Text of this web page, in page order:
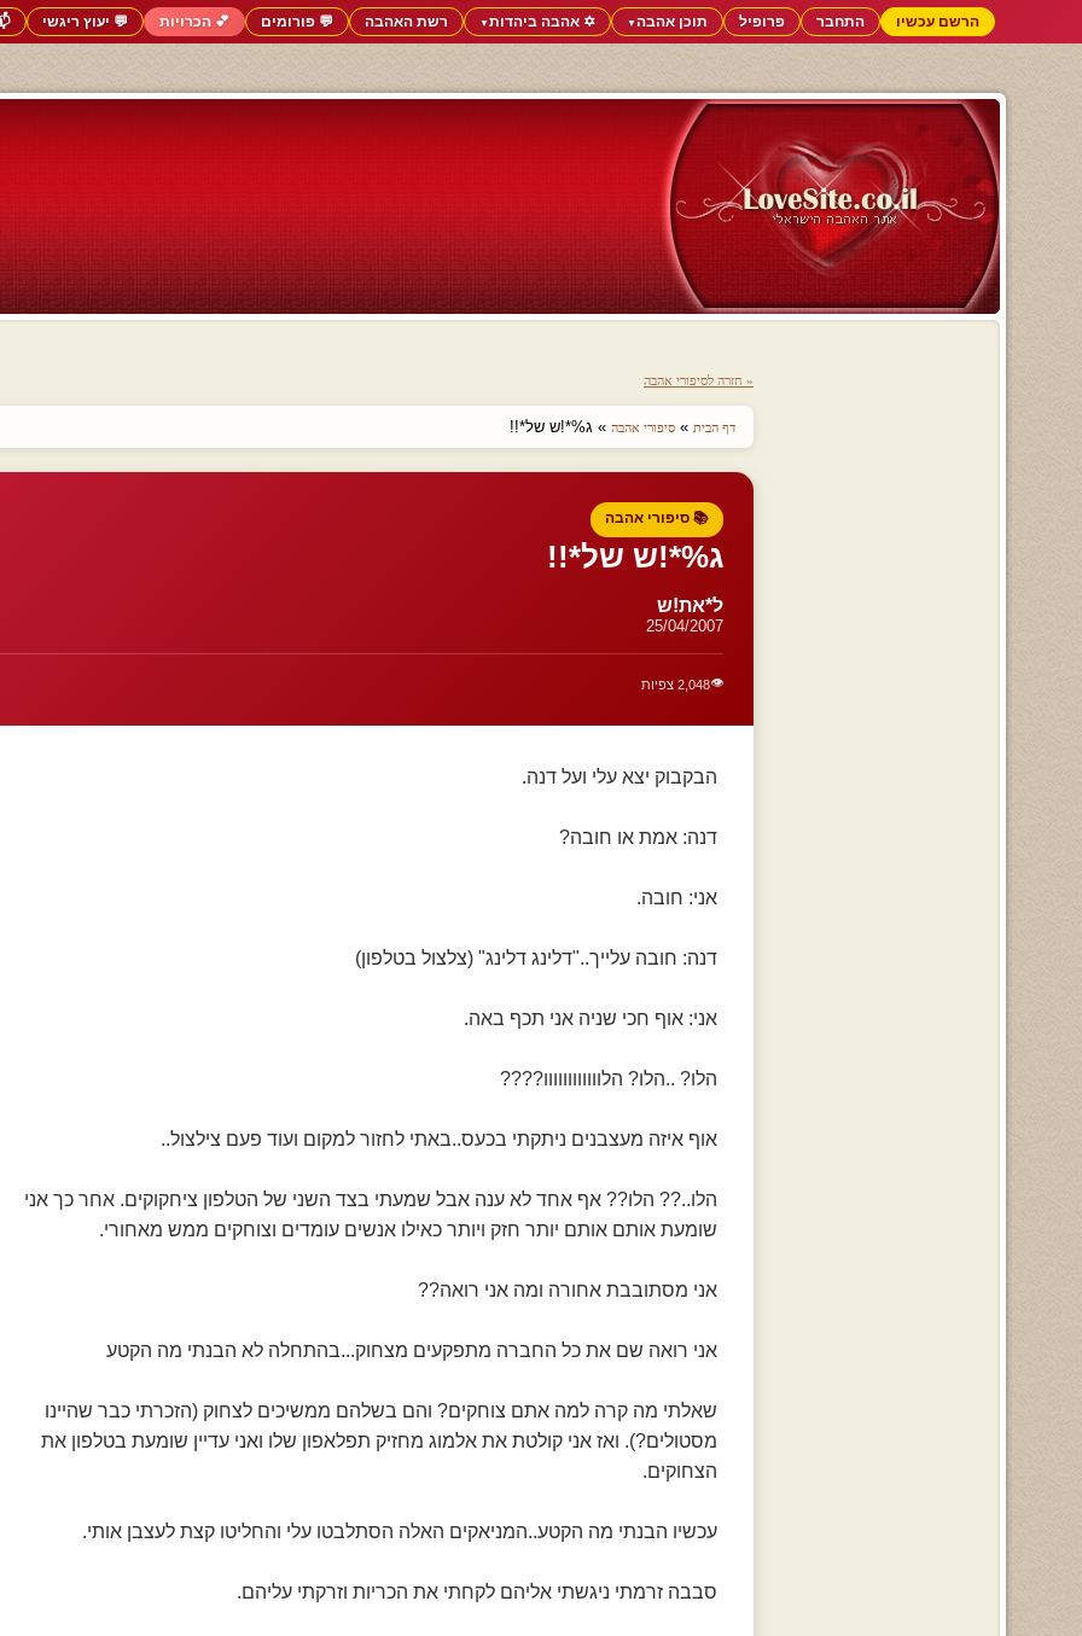
הרשם עכשיו התחבר פרופיל תוכן אהבה▼ ✡️ אהבה ביהדות▼ רשת האהבה 💬 פורומים 💕 הכרויות 💬 יעוץ ריגשי
« חזרה לסיפורי אהבה
דף הבית » סיפורי אהבה » ג%*!ש של*!!
📚 סיפורי אהבה
ג%*!ש של*!!
ל*את!ש
25/04/2007
👁️2,048 צפיות
הבקבוק יצא עלי ועל דנה.
דנה: אמת או חובה?
אני: חובה.
דנה: חובה עלייך.."דלינג דלינג" (צלצול בטלפון)
אני: אוף חכי שניה אני תכף באה.
הלו? ..הלו? הלוווווווווווו????
אוף איזה מעצבנים ניתקתי בכעס..באתי לחזור למקום ועוד פעם צילצול..
הלו..?? הלו?? אף אחד לא ענה אבל שמעתי בצד השני של הטלפון ציחקוקים. אחר כך אני
שומעת אותם אותם יותר חזק ויותר כאילו אנשים עומדים וצוחקים ממש מאחורי.
אני מסתובבת אחורה ומה אני רואה??
אני רואה שם את כל החברה מתפקעים מצחוק...בהתחלה לא הבנתי מה הקטע
שאלתי מה קרה למה אתם צוחקים? והם בשלהם ממשיכים לצחוק (הזכרתי כבר שהיינו
מסטולים?). ואז אני קולטת את אלמוג מחזיק תפלאפון שלו ואני עדיין שומעת בטלפון את
הצחוקים.
עכשיו הבנתי מה הקטע..המניאקים האלה הסתלבטו עלי והחליטו קצת לעצבן אותי.
סבבה זרמתי ניגשתי אליהם לקחתי את הכריות וזרקתי עליהם.